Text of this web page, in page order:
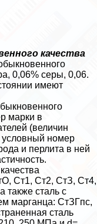
качества
0,06% серы, 0,06.
имеют
марки в
(величин
условный номер
и перлита в ней
Ст1, Ст2, СтЗ, Ст4,
также сталь с
марганца: СтЗГпс,
сталь